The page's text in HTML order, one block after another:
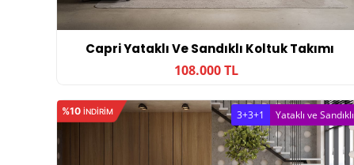
Capri Yataklı Ve Sandıklı Koltuk Takımı
108.000 TL
%10 INDIRIM 3+3+1 Yataklı ve Sandıklı